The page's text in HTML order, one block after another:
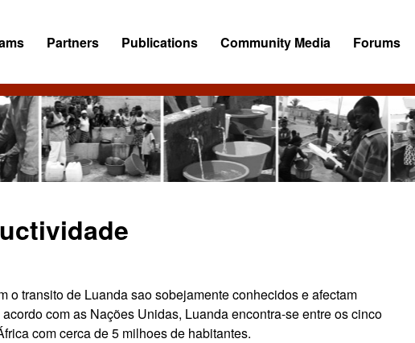
Partners Publications Community Media Forums
o transito de Luanda sao sobejamente conhecidos e afectam
com as Nações Unidas, Luanda encontra-se entre os cinco
com cerca de 5 milhoes de habitantes.